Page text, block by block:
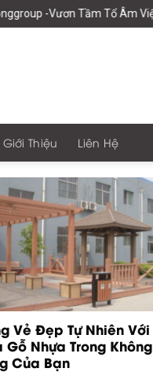
-Vươn Tầm Tổ Âm Việt
Giới Thiệu Liên Hệ
Vẻ Đẹp Tự Nhiên Với
Gỗ Nhựa Trong Không
Của Bạn